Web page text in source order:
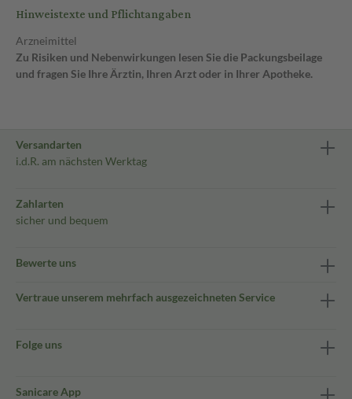
Hinweistexte und Pflichtangaben
Arzneimittel
Zu Risiken und Nebenwirkungen lesen Sie die Packungsbeilage
und fragen Sie Ihre Ärztin, Ihren Arzt oder in Ihrer Apotheke.
Versandarten
i.d.R. am nächsten Werktag
Zahlarten
sicher und bequem
Bewerte uns
Vertraue unserem mehrfach ausgezeichneten Service
Folge uns
Sanicare App